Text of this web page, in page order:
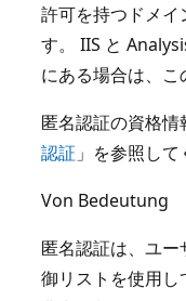
許可を持つドメイ
す。 IIS と
にある場合は、こ
匿名認証の資格
認証 」を参照して
Von Bedeutung
匿名認証は、ユ
御リストを使用し